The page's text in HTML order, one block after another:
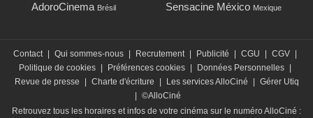
AdoroCinema Brésil Sensacine México Mexique
Contact Qui sommes-nous Recrutement Publicité CGU CGV
Politique de cookies
Préférences cookies Données Personnelles
Revue de presse
Charte d'écriture Les services AlloCiné
Gérer Utiq
©AlloCiné
Retrouvez tous les horaires et infos de votre cinéma sur le numéro AlloCiné :